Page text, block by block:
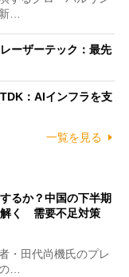
…
ーザーテック：最先
：AIインフラを支
一覧を見る
るか？中国の下半期
解く 需要不足対策
・田代尚機氏のプレ
…